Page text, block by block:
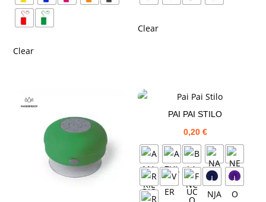
Clear
Clear
PAI PAI STILO
0,20 €